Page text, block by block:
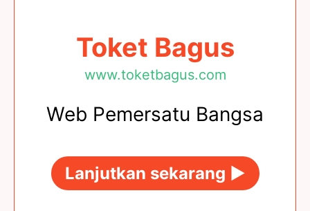
Toket Bagus
www.toketbagus.com
Web Pemersatu Bangsa
Lanjutkan sekarang ►